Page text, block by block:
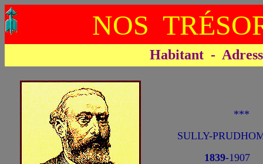
NOS
Habitant -
***
SULLY-
1839-1907